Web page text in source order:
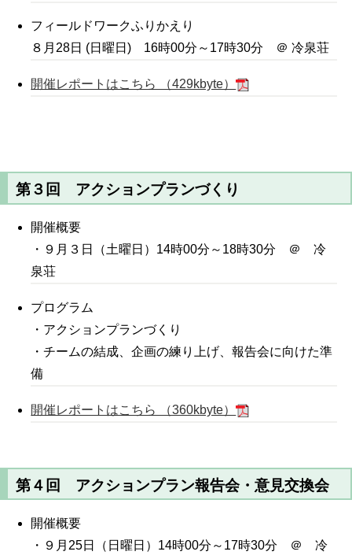
フィールドワークふりかえり
８月28日 (日曜日) 16時00分～17時30分 ＠ 冷泉荘
開催レポートはこちら （429kbyte）
第３回 アクションプランづくり
開催概要
・９月３日（土曜日）14時00分～18時30分 ＠ 冷
泉荘
プログラム
・アクションプランづくり
・チームの結成、企画の練り上げ、報告会に向けた準
備
開催レポートはこちら （360kbyte）
第４回 アクションプラン報告会・意見交換会
開催概要
・９月25日（日曜日）14時00分～17時30分 ＠ 冷